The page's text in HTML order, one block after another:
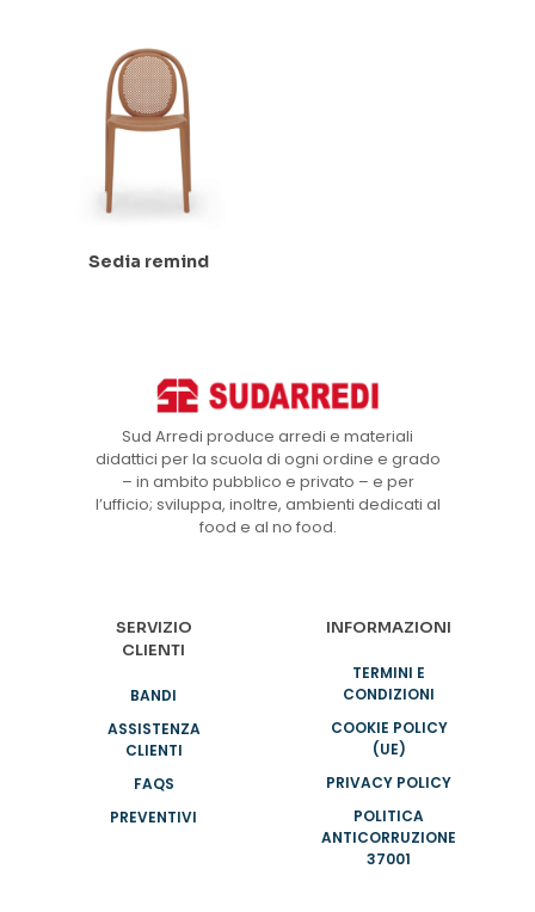
Sedia remind
Sud Arredi produce arredi e materiali
didattici per la scuola di ogni ordine e grado
– in ambito pubblico e privato – e per
l’ufficio; sviluppa, inoltre, ambienti dedicati al
food e al no food.
SERVIZIO
CLIENTI
BANDI
ASSISTENZA
CLIENTI
FAQS
PREVENTIVI
INFORMAZIONI
TERMINI E
CONDIZIONI
COOKIE POLICY
(UE)
PRIVACY POLICY
POLITICA
ANTICORRUZIONE
37001